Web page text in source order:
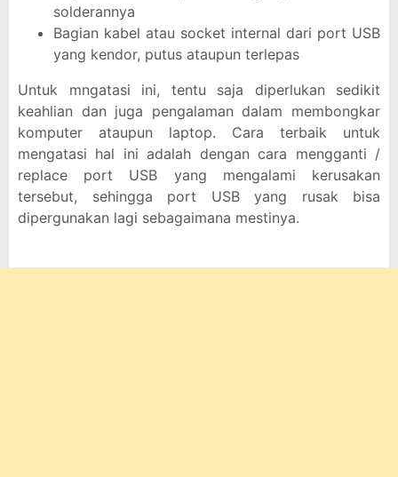
solderannya
Bagian kabel atau socket internal dari port USB
yang kendor, putus ataupun terlepas
Untuk mngatasi ini, tentu saja diperlukan sedikit
keahlian dan juga pengalaman dalam membongkar
komputer ataupun laptop. Cara terbaik untuk
mengatasi hal ini adalah dengan cara mengganti /
replace port USB yang mengalami kerusakan
tersebut, sehingga port USB yang rusak bisa
dipergunakan lagi sebagaimana mestinya.